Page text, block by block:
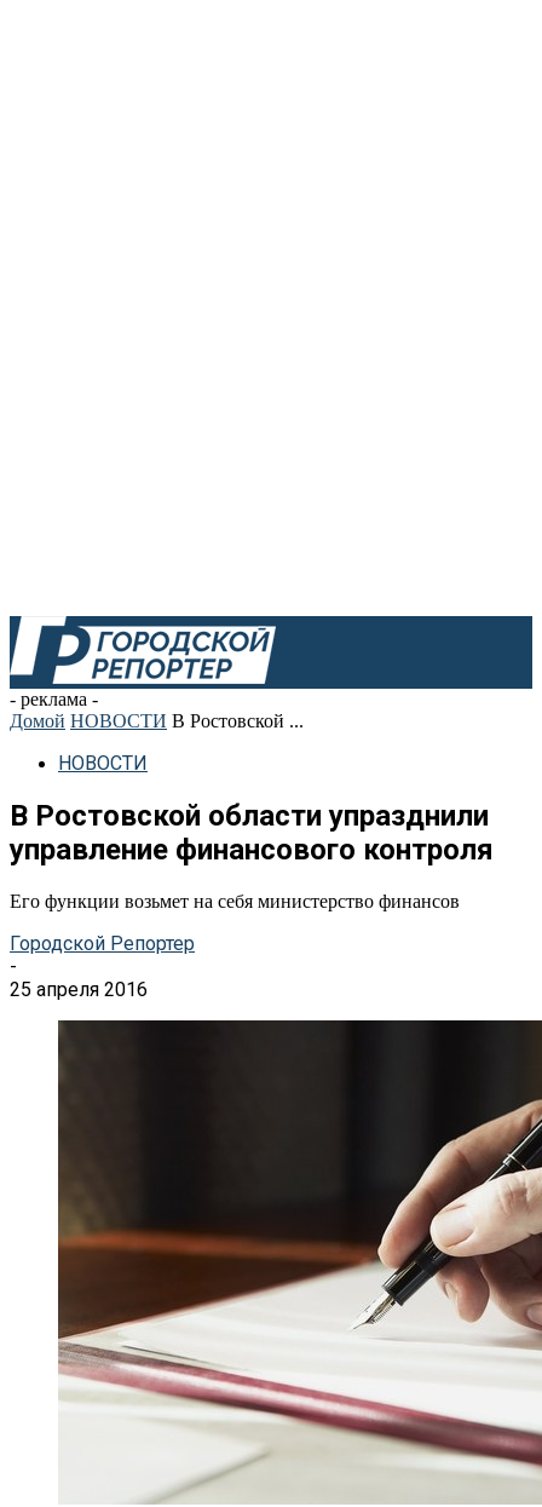
- реклама -
Домой НОВОСТИ В Ростовской ...
НОВОСТИ
В Ростовской области упразднили
управление финансового контроля
Его функции возьмет на себя министерство финансов
Городской Репортер
-
25 апреля 2016